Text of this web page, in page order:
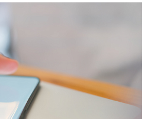
питбайках. При этом
согласия взрослых,
грозящий в этом случае 30-
рейда два изъятых у юных
на штрафстоянку, а
в комиссию по делам